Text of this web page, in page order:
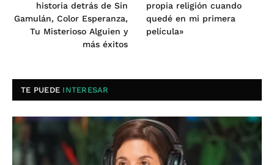
historia detrás de Sin
Gamulán, Color Esperanza,
Tu Misterioso Alguien y
más éxitos
propia religión cuando
quedé en mi primera
película»
TE PUEDE INTERESAR